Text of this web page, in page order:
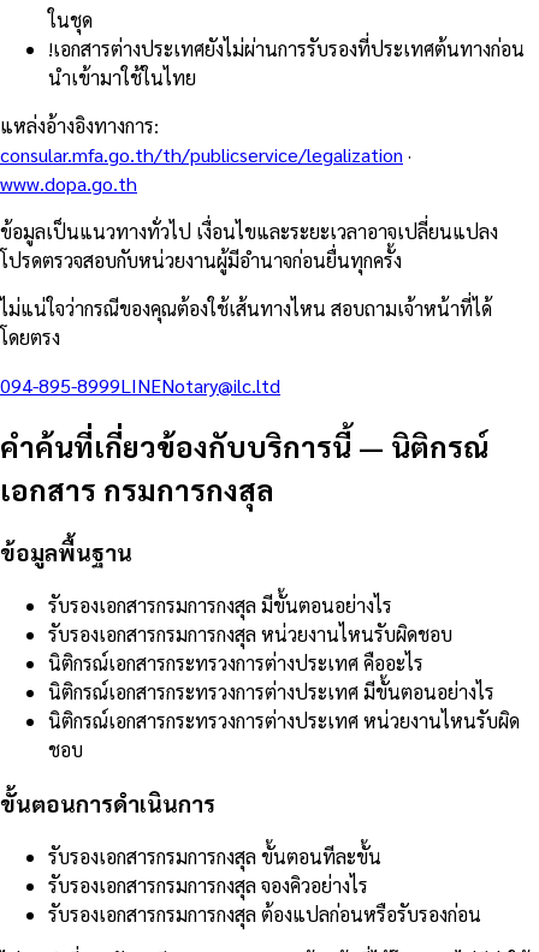
ในชุด
!เอกสารต่างประเทศยังไม่ผ่านการรับรองที่ประเทศต้นทางก่อน
นำเข้ามาใช้ในไทย
แหล่งอ้างอิงทางการ:
consular.mfa.go.th/th/publicservice/legalization ·
www.dopa.go.th
ข้อมูลเป็นแนวทางทั่วไป เงื่อนไขและระยะเวลาอาจเปลี่ยนแปลง
โปรดตรวจสอบกับหน่วยงานผู้มีอำนาจก่อนยื่นทุกครั้ง
ไม่แน่ใจว่ากรณีของคุณต้องใช้เส้นทางไหน สอบถามเจ้าหน้าที่ได้
โดยตรง
094-895-8999LINENotary@ilc.ltd
คำค้นที่เกี่ยวข้องกับบริการนี้ — นิติกรณ์
เอกสาร กรมการกงสุล
ข้อมูลพื้นฐาน
รับรองเอกสารกรมการกงสุล มีขั้นตอนอย่างไร
รับรองเอกสารกรมการกงสุล หน่วยงานไหนรับผิดชอบ
นิติกรณ์เอกสารกระทรวงการต่างประเทศ คืออะไร
นิติกรณ์เอกสารกระทรวงการต่างประเทศ มีขั้นตอนอย่างไร
นิติกรณ์เอกสารกระทรวงการต่างประเทศ หน่วยงานไหนรับผิด
ชอบ
ขั้นตอนการดำเนินการ
รับรองเอกสารกรมการกงสุล ขั้นตอนทีละขั้น
รับรองเอกสารกรมการกงสุล จองคิวอย่างไร
รับรองเอกสารกรมการกงสุล ต้องแปลก่อนหรือรับรองก่อน